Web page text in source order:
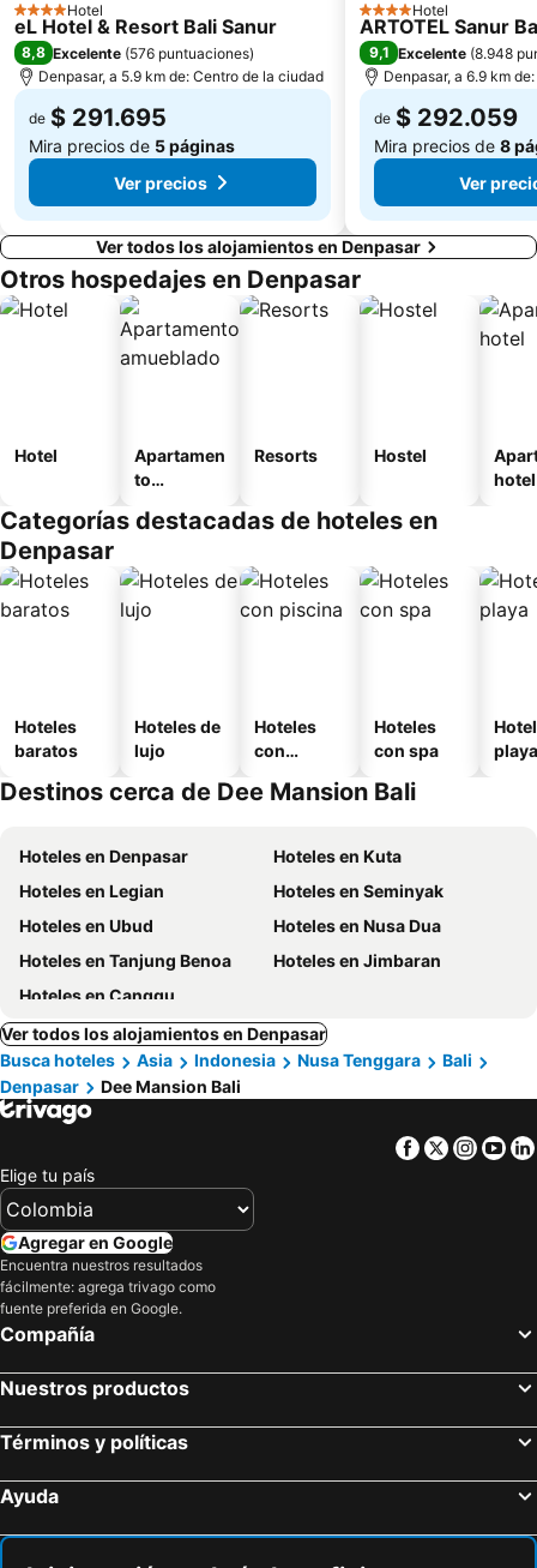
4 Estrellas
Hotel
eL Hotel & Resort Bali Sanur
8,8 Excelente (576 puntuaciones)
Denpasar, a 5.9 km de: Centro de la ciudad
de $ 291.695
Mira precios de 5 páginas
Ver precios
4 Estrellas
Hotel
ARTOTEL Sanur
9,1 Excelente (8.948
Denpasar, a 6.9 km
de $ 292.059
Mira precios de 8
Ver
Ver todos los alojamientos en Denpasar
Otros hospedajes en Denpasar
Hotel
Apartamen
to
o
Resorts Hostel
hotel
Categorías destacadas de hoteles en
Denpasar
Hoteles
baratos
Hoteles de
lujo
Hoteles
con
Hoteles
con spa
playa
Destinos cerca de Dee Mansion Bali
Hoteles en Denpasar
Hoteles en Kuta
Hoteles en Legian
Hoteles en Seminyak
Hoteles en Ubud
Hoteles en Nusa Dua
Hoteles en Tanjung Benoa
Hoteles en Jimbaran
Hoteles en Canggu
Ver todos los alojamientos en Denpasar
Busca hoteles
Asia Indonesia Nusa Tenggara
Bali
Denpasar
Dee Mansion Bali
Facebook
Twitter
Elige tu país
Agregar en Google
Encuentra nuestros resultados
fácilmente: agrega trivago como
fuente preferida en Google.
Compañía
Nuestros productos
Términos y políticas
Ayuda